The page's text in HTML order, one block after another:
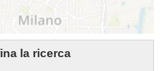
la ricerca